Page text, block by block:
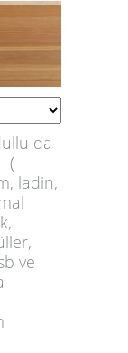
da
(
ladin,
ve